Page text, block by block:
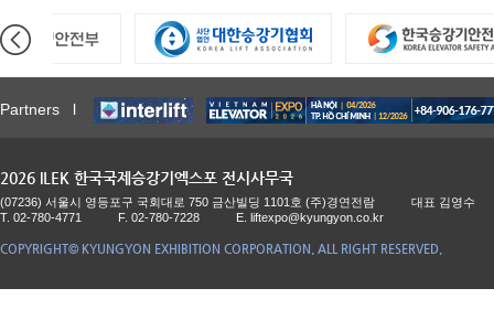
Partners l
2026 ILEK 한국국제승강기엑스포 전시사무국
(07236) 서울시 영등포구 국회대로 750 금산빌딩 1101호 (주)경연전람
대표 김영
T. 02-780-4771
F. 02-780-7228 E. liftexpo@kyungyon.co.kr
COPYRIGHT© KYUNGYON EXHIBITION CORPORATION. ALL RIGHT RESERVED.